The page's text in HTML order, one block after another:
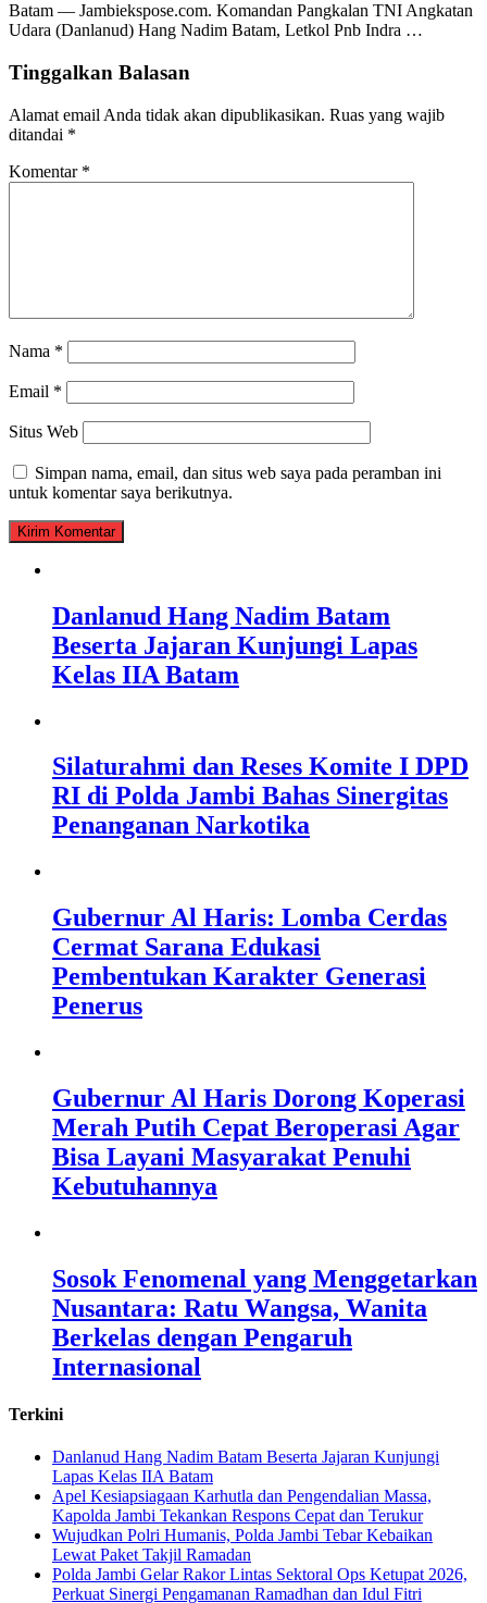
Batam — Jambiekspose.com. Komandan Pangkalan TNI Angkatan
Udara (Danlanud) Hang Nadim Batam, Letkol Pnb Indra …
Tinggalkan Balasan
Alamat email Anda tidak akan dipublikasikan. Ruas yang wajib
ditandai *
Komentar *
Nama *
Email *
Situs Web
Simpan nama, email, dan situs web saya pada peramban ini
untuk komentar saya berikutnya.
Danlanud Hang Nadim Batam
Beserta Jajaran Kunjungi Lapas
Kelas IIA Batam
Silaturahmi dan Reses Komite I DPD
RI di Polda Jambi Bahas Sinergitas
Penanganan Narkotika
Gubernur Al Haris: Lomba Cerdas
Cermat Sarana Edukasi
Pembentukan Karakter Generasi
Penerus
Gubernur Al Haris Dorong Koperasi
Merah Putih Cepat Beroperasi Agar
Bisa Layani Masyarakat Penuhi
Kebutuhannya
Sosok Fenomenal yang Menggetarkan
Nusantara: Ratu Wangsa, Wanita
Berkelas dengan Pengaruh
Internasional
Terkini
Danlanud Hang Nadim Batam Beserta Jajaran Kunjungi
Lapas Kelas IIA Batam
Apel Kesiapsiagaan Karhutla dan Pengendalian Massa,
Kapolda Jambi Tekankan Respons Cepat dan Terukur
Wujudkan Polri Humanis, Polda Jambi Tebar Kebaikan
Lewat Paket Takjil Ramadan
Polda Jambi Gelar Rakor Lintas Sektoral Ops Ketupat 2026,
Perkuat Sinergi Pengamanan Ramadhan dan Idul Fitri